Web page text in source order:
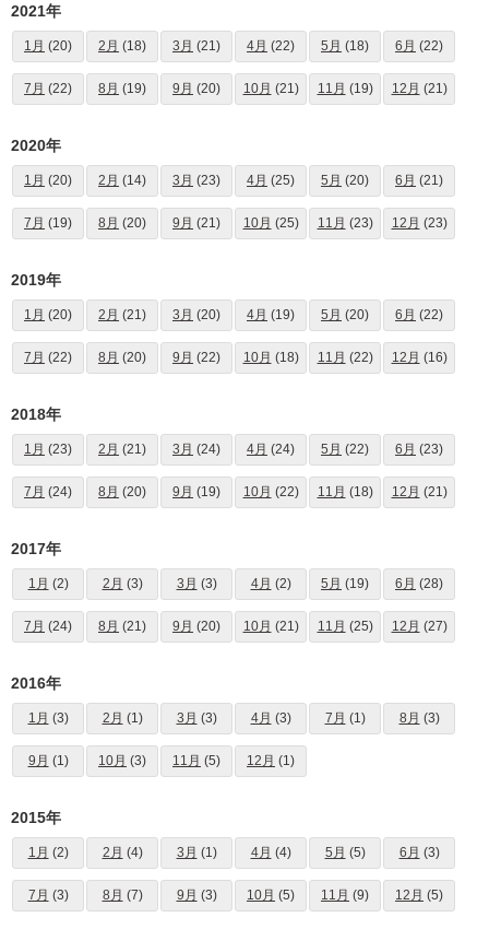
2021年
1月 (20) 2月 (18) 3月 (21) 4月 (22) 5月 (18) 6月 (22)
7月 (22) 8月 (19) 9月 (20) 10月 (21) 11月 (19) 12月 (21)
2020年
1月 (20) 2月 (14) 3月 (23) 4月 (25) 5月 (20) 6月 (21)
7月 (19) 8月 (20) 9月 (21) 10月 (25) 11月 (23) 12月 (23)
2019年
1月 (20) 2月 (21) 3月 (20) 4月 (19) 5月 (20) 6月 (22)
7月 (22) 8月 (20) 9月 (22) 10月 (18) 11月 (22) 12月 (16)
2018年
1月 (23) 2月 (21) 3月 (24) 4月 (24) 5月 (22) 6月 (23)
7月 (24) 8月 (20) 9月 (19) 10月 (22) 11月 (18) 12月 (21)
2017年
1月 (2) 2月 (3) 3月 (3) 4月 (2) 5月 (19) 6月 (28)
7月 (24) 8月 (21) 9月 (20) 10月 (21) 11月 (25) 12月 (27)
2016年
1月 (3) 2月 (1) 3月 (3) 4月 (3) 7月 (1) 8月 (3)
9月 (1) 10月 (3) 11月 (5) 12月 (1)
2015年
1月 (2) 2月 (4) 3月 (1) 4月 (4) 5月 (5) 6月 (3)
7月 (3) 8月 (7) 9月 (3) 10月 (5) 11月 (9) 12月 (5)